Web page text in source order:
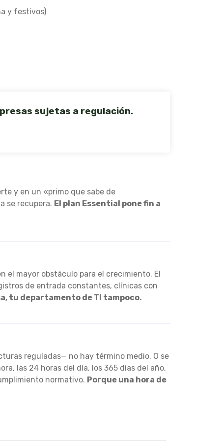
y festivos)
sujetas a regulación.
y en un «primo que sabe de
se recupera. El plan Essential pone fin a
el mayor obstáculo para el crecimiento. El
de entrada constantes, clínicas con
tu departamento de TI tampoco.
reguladas— no hay término medio. O se
las 24 horas del día, los 365 días del año,
normativo. Porque una hora de